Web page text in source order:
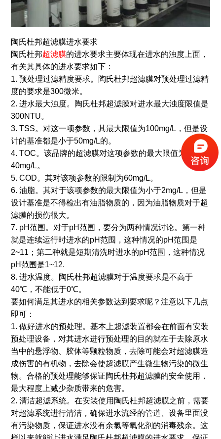
陶氏杜邦超滤膜进水要求
陶氏杜邦超滤膜的进水要求主要体现在进水的浊度上面，
有关其具体的进水要求如下：
1. 预处理过滤精度要求。陶氏杜邦超滤膜对预处理过滤精
度的要求是300微米。
2. 进水最大浊度。陶氏杜邦超滤膜对进水最大浊度限值是
300NTU。
3. TSS。对这一项参数，其最大限值为100mg/L，但是设
计的基准都是小于50mg/L的。
4. TOC。该品牌的超滤膜对这项参数的最大限值为
40mg/L。
5. COD。其对该项参数的限制为60mg/L。
6. 油脂。其对于该项参数的最大限值为小于2mg/L，但是
设计基准是不得检出有油脂物质的，因为油脂物质对于超
滤膜的损伤很大。
7. pH范围。对于pH范围，要分为两种情况讨论。第一种
就是连续运行时进水的pH范围，这种情况的pH范围是
2~11；第二种就是短期清洗时进水的pH范围，这种情况
pH范围是1~12.
8. 进水温度。陶氏杜邦超滤膜对于温度要求是不高于
40℃，不能低于0℃。
要如何满足其进水的相关参数达到要求呢？注意以下几点
即可：
1. 做好进水的预处理。基本上超滤装置都会在前面有安装
预处理设备，对其进水进行预处理的目的就在于去除原水
当中的悬浮物、胶体等颗粒物质，去除可能会对超滤膜造
成伤害的有机物，去除会使超滤膜产生微生物污染的微生
物。合格的预处理能够保证陶氏杜邦超滤膜的安全使用，
最大程度上减少杂质带来的危害。
2. 清洁超滤系统。在安装使用陶氏杜邦超滤膜之前，需要
对超滤系统进行清洁，确保进水流经的管道、设备里面没
有污染物质，保证进水没有余氯等氧化剂的消毒残余。这